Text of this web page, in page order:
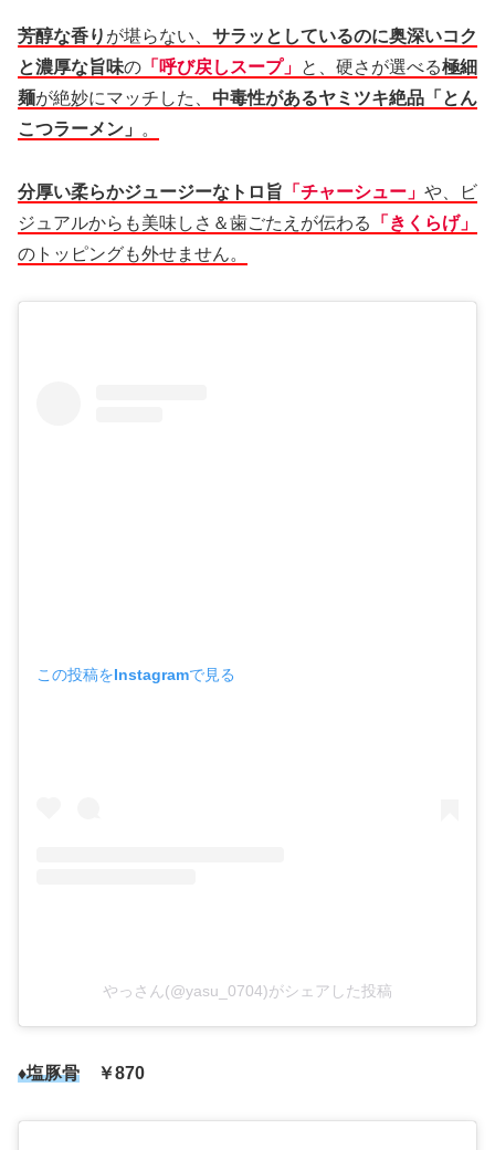
芳醇な香り が堪らない、 サラッとしているのに奥深いコク
と濃厚な旨味の 「呼び戻しスープ」 と、硬さが選べる極細
麺が絶妙にマッチした、 中毒性があるヤミツキ絶品「とん
こつラーメン」
。
分厚い柔らかジュージーなトロ旨 「チャーシュー」 や、ビ
ジュアルからも美味しさ＆歯ごたえが伝わる
「きくらげ」
のトッピングも外せません。
この投稿をInstagramで見る
やっさん(@yasu_0704)がシェアした投稿
♦塩豚骨 ￥870